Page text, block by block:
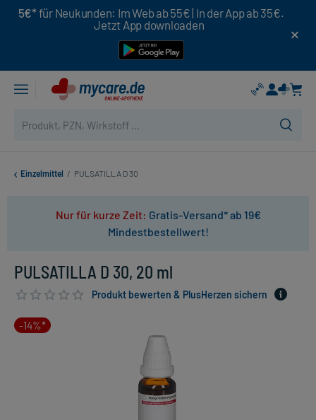
5€* für Neukunden: Im Web ab 55€ | In der App ab 35€.
Jetzt App downloaden
Einzelmittel / PULSATILLA D 30
Nur für kurze Zeit: Gratis-Versand* ab 19€
Mindestbestellwert!
PULSATILLA D 30, 20 ml
Produkt bewerten & PlusHerzen sichern
-14%*